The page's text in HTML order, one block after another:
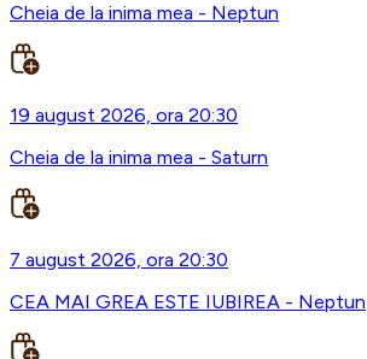
Cheia de la inima mea - Neptun
19 august 2026, ora 20:30
Cheia de la inima mea - Saturn
7 august 2026, ora 20:30
CEA MAI GREA ESTE IUBIREA - Neptun